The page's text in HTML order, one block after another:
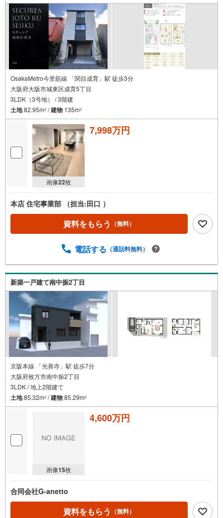
OsakaMetro今里筋線 「関目成育」駅 徒歩3分
大阪府大阪市城東区成育5丁目
3LDK（3号地） / 3階建
土地82.95m2 /建物 135m2
画像22枚
7,998万円
本店 住宅事業部 （担当:田口 ）
資料をもらう （無料）
電話する （通話料無料）
新築一戸建て南中振2丁目
京阪本線 「光善寺」駅 徒歩7分
大阪府枚方市南中振2丁目
3LDK / 地上2階建て
土地85.32m2 /建物85.29m2
画像15枚
4,600万円
合同会社G-anetto
資料をもらう （無料）